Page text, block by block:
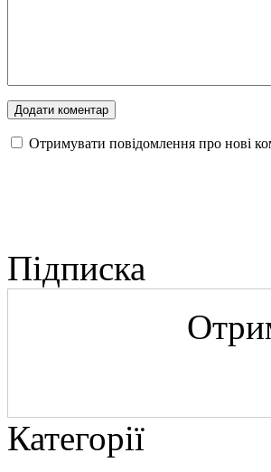
Отримувати повідомлення про нові
Підписка
Категорії